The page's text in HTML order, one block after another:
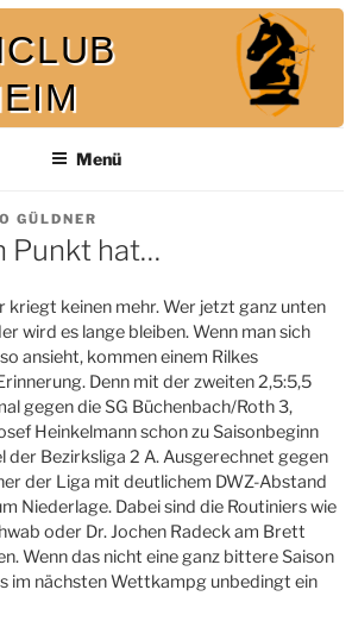
Menü
GÜLDNER
Punkt hat…
kriegt keinen mehr. Wer jetzt ganz unten
wird es lange bleiben. Wenn man sich
ansieht, kommen einem Rilkes
Denn mit der zweiten 2,5:5,5
gegen die SG Büchenbach/Roth 3,
Heinkelmann schon zu Saisonbeginn
Bezirksliga 2 A. Ausgerechnet gegen
der Liga mit deutlichem DWZ-Abstand
Niederlage. Dabei sind die Routiniers wie
oder Dr. Jochen Radeck am Brett
Wenn das nicht eine ganz bittere Saison
im nächsten Wettkampg unbedingt ein